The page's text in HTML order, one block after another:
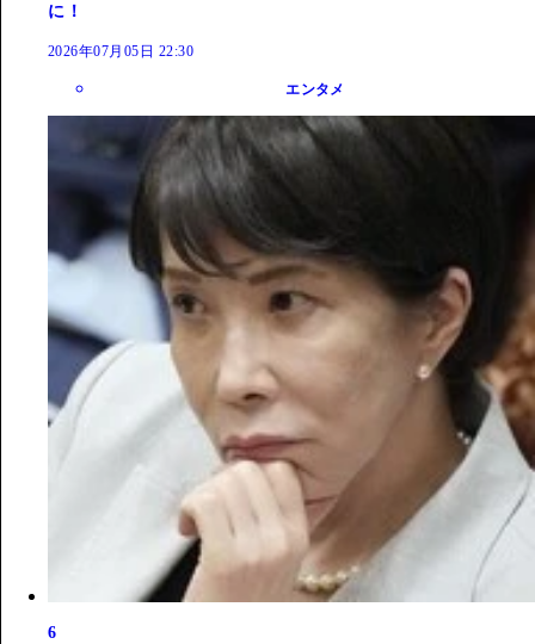
に！
2026年07月05日 22:30
エンタメ
6